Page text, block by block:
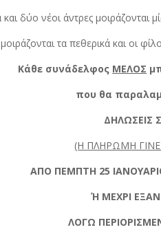
δύο νέοι άντρες μοιράζονται
τα πεθερικά και οι
Κάθε συνάδελφος ΜΕΛΟΣ
που θα
ΔΗΛΩΣΕΙΣ
(Η ΠΛΗΡΩΜΗ
ΑΠΟ ΠΕΜΠΤΗ 25
Ή ΜΕΧΡΙ
ΛΟΓΩ